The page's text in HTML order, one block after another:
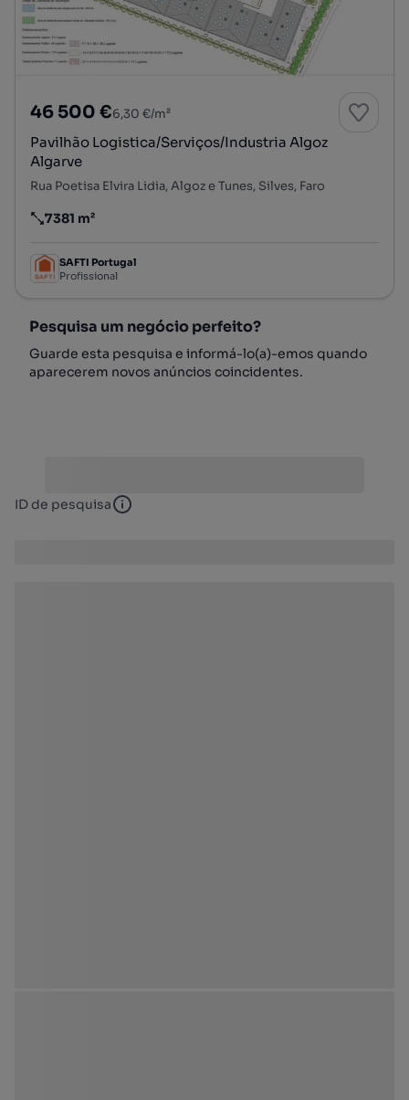
46 500 €6,30 €/m²
Pavilhão Logistica/Serviços/Industria Algoz
Algarve
Rua Poetisa Elvira Lidia, Algoz e Tunes, Silves, Faro
Preço por metro quadrado
7381 m²
SAFTI Portugal
Profissional
Pesquisa um negócio perfeito?
Guarde esta pesquisa e informá-lo(a)-emos quando
aparecerem novos anúncios coincidentes.
ID de pesquisa ID de pesquisa